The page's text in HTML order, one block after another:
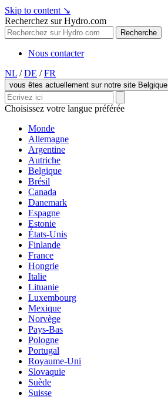
Skip to content ↘
Recherchez sur Hydro.com
Recherche
Nous contacter
NL / DE / FR
vous êtes actuellement sur notre site Belgique
Choisissez votre langue préférée
Monde
Allemagne
Argentine
Autriche
Belgique
Brésil
Canada
Danemark
Espagne
Estonie
États-Unis
Finlande
France
Hongrie
Italie
Lituanie
Luxembourg
Mexique
Norvège
Pays-Bas
Pologne
Portugal
Royaume-Uni
Slovaquie
Suède
Suisse